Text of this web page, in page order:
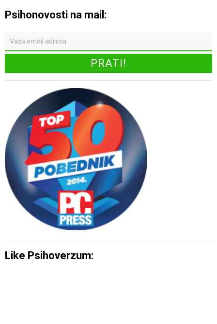
Psihonovosti na mail:
Like Psihoverzum: